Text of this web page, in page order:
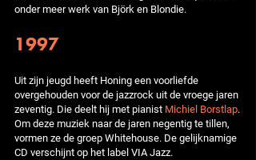
onder meer werk van Björk en Blondie.
1997
Uit zijn jeugd heeft Honing een voorliefde
overgehouden voor de jazzrock uit de vroege jaren
zeventig. Die deelt hij met pianist Michiel Borstlap.
Om deze muziek naar de jaren negentig te tillen,
vormen ze de groep Whitehouse. De gelijknamige
CD verschijnt op het label VIA Jazz.